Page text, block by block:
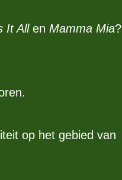
It Allen Mamma Mia?
op het gebied van